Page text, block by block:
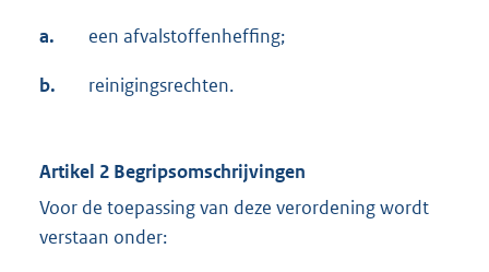
a. een afvalstoffenheffing;
b. reinigingsrechten.
Artikel 2 Begripsomschrijvingen
Voor de toepassing van deze verordening wordt
verstaan onder: